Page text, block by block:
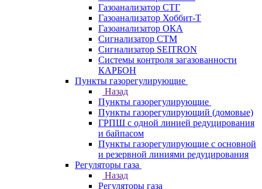
Газоанализатор СТГ
Газоанализатор Хоббит-Т
Газоанализатор ОКА
Сигнализатор СТМ
Сигнализатор SEITRON
Системы контроля загазованности
КАРБОН
Пункты газорегулирующие
Назад
Пункты газорегулирующие
Пункты газорегулирующий (домовые)
ГРПШ с одной линией редуцирования
и байпасом
Пункты газорегулирующие с основной
и резервной линиями редуцирования
Регуляторы газа
Назад
Регуляторы газа